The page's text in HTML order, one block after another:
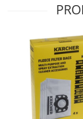
PC, Periferice &
Desktop PC &
Imprimante, Scanere &
Consumabile
Periferice PC
Retelistica &
Servere, Componente
Telecomenzi garaj